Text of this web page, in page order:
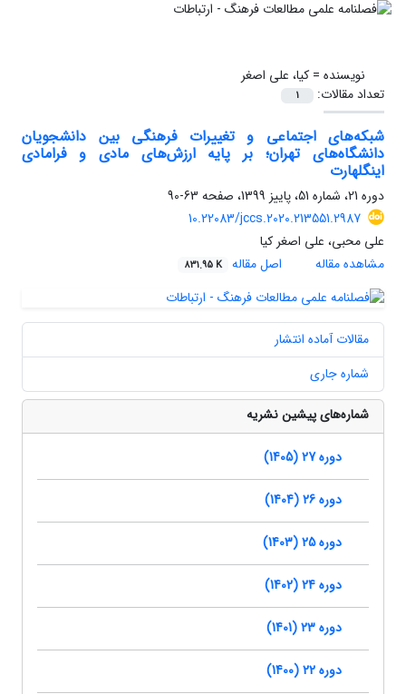
نویسنده =کیا، علی اصغر
تعداد مقالات:
1
شبکه‌های اجتماعی و تغییرات فرهنگی بین دانشجویان
دانشگاه‌های تهران؛ بر پایه ارزش‌های مادی و فرامادی
اینگلهارت
دوره 21، شماره 51، پاییز 1399، صفحه
63-90
10.22083/jccs.2020.213551.2987
علی محبی، علی اصغر کیا
مشاهده مقاله
اصل مقاله 831.95 K
مقالات آماده انتشار
شماره جاری
شماره‌های پیشین نشریه
دوره 27 (1405)
دوره 26 (1404)
دوره 25 (1403)
دوره 24 (1402)
دوره 23 (1401)
دوره 22 (1400)